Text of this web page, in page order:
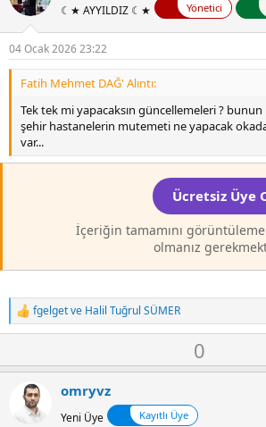
v
o
t
☾★ AYYILDIZ ☾★ Yönetici
04 Ocak 2026 23:22
Fatih Mehmet DAĞ' Alıntı:
Tek tek mi yapacaksın güncellemeleri ?
şehir hastanelerin mutemeti ne yapacak
var...
Ücretsiz Üye
İçeriğin tamamını
olmanız
T
e
i
r
fgelgetve Halil Tuğrul SÜMER
O
y
a
0
o
omryvz
Yeni Üye Kayıtlı Üye